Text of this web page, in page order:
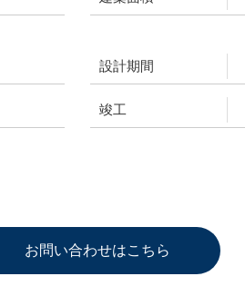
設計期間
竣工
お問い合わせはこちら